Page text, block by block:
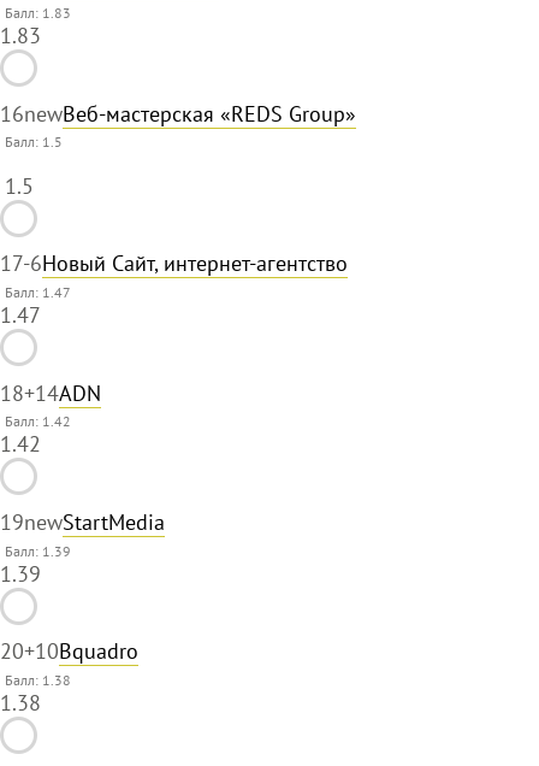
Балл: 1.83
1.83
16newВеб-мастерская «REDS Group»
Балл: 1.5
1.5
17-6Новый Сайт, интернет-агентство
Балл: 1.47
1.47
18+14ADN
Балл: 1.42
1.42
19newStartMedia
Балл: 1.39
1.39
20+10Bquadro
Балл: 1.38
1.38